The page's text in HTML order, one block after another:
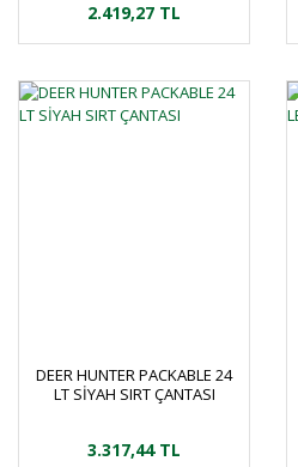
2.419,27 TL
DEER HUNTER PACKABLE 24
LT SİYAH SIRT ÇANTASI
3.317,44 TL